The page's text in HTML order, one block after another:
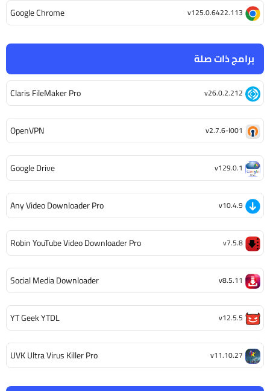
برامج ذات صلة
Claris FileMaker Pro v26.0.2.212
OpenVPN v2.7.6-I001
Google Drive v129.0.1
Any Video Downloader Pro v10.4.9
Robin YouTube Video Downloader Pro v7.5.8
Social Media Downloader v8.5.11
YT Geek YTDL v12.5.5
UVK Ultra Virus Killer Pro v11.10.27
Google Chrome v125.0.6422.113